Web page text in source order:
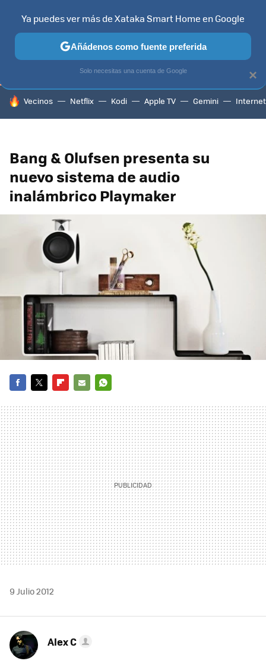
TELEVISORES CONTENIDOS SMART TV SELECCIÓN
HOY SE HABLA DE
Vecinos Netflix Kodi Apple TV Gemini Internet
Bang & Olufsen presenta su
nuevo sistema de audio
inalámbrico Playmaker
MAIL
9 Julio 2012
Alex C
×
Ya puedes ver más de Xataka Smart Home en Google
Añádenos como fuente preferida
Solo necesitas una cuenta de Google